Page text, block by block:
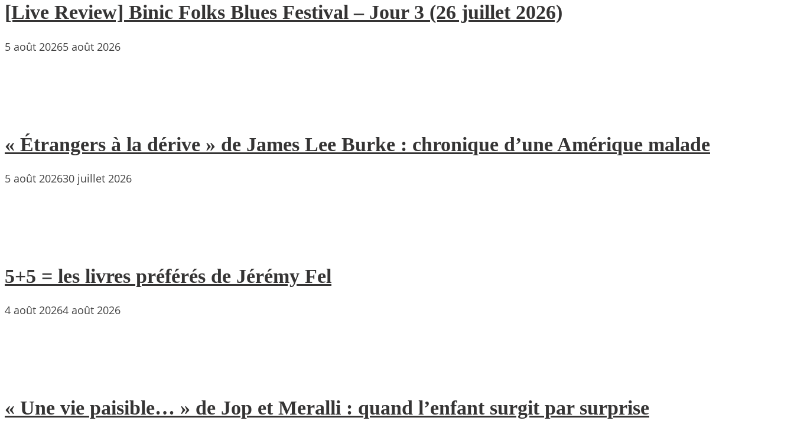
[Live Review] Binic Folks Blues Festival – Jour 3 (26 juillet 2026)
5 août 20265 août 2026
« Étrangers à la dérive » de James Lee Burke : chronique d’une Amérique malade
5 août 202630 juillet 2026
5+5 = les livres préférés de Jérémy Fel
4 août 20264 août 2026
« Une vie paisible… » de Jop et Meralli : quand l’enfant surgit par surprise